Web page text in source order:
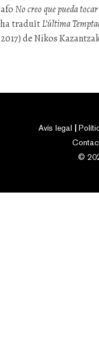
No creo que pueda
traduïtL’última
de Nikos
Avís legal
©